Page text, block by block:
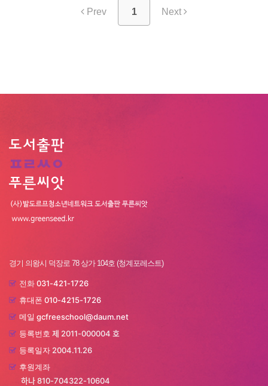
Prev 1 Next
경기 의왕시 덕장로 78 상가 104호 (청계포레스트)
전화 031-421-1726
휴대폰 010-4215-1726
메일 gcfreeschool@daum.net
등록번호 제 2011-000004 호
등록일자 2004.11.26
후원계좌
하나 810-704322-10604